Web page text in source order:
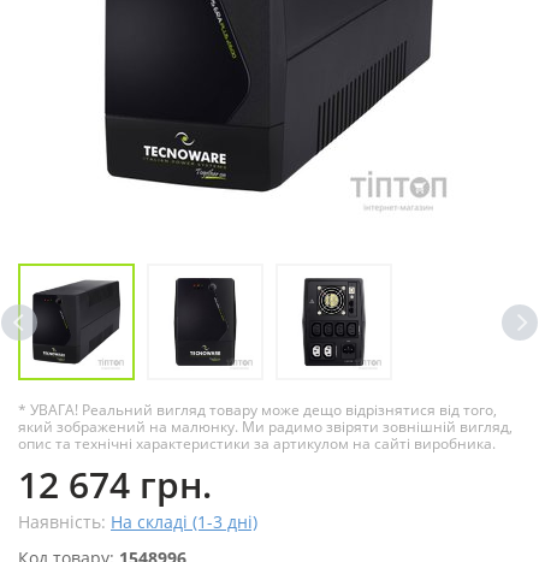
* УВАГА! Реальний вигляд товару може дещо відрізнятися від того,
який зображений на малюнку. Ми радимо звіряти зовнішній вигляд,
опис та технічні характеристики за артикулом на сайті виробника.
12 674 грн.
Наявність: На складі (1-3 дні)